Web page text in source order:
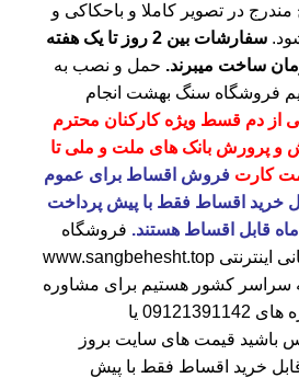
در تصویر کاملا و باحکاکی و
سفارشات بین 2 روز تا یک هفته
ساخت میبرند. حمل و نصب به
فروشگاه سنگ بهشت انجام
دم قسط ویژه کارکنان محترم
و پرورش بانک های ملت و ملی تا
کارت فروش اقساط برای عموم
خرید اقساط فقط با پیش پرداخت
فروشگاه
اینترنتی www.sangbehesht.top
سراسر کشور هستیم برای مشاوره
های 09121391142 یا
باشید قیمت های سایت بروز
قابل خرید اقساط فقط با پیش